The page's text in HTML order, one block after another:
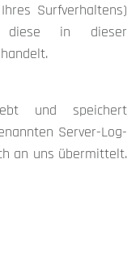
Surfverhaltens)
diese in dieser
und speichert
Server-Log-
an uns übermittelt.